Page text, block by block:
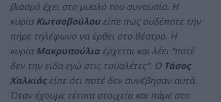
βιασμό έχει στο μυαλό του συνουσία. Η
κυρία Κωτσοβούλουείπε πως ουδέποτε την
πήρε τηλέφωνο να έρθει στο θέατρο. Η
κυρία Μακρυπούλιαέρχεται και λέει “ποτέ
δεν την είδα εγώ στις τουαλέτες”. Ο Τάσος
Χαλκιάςείπε ότι ποτέ δεν συνέβησαν αυτά.
Όταν έχουμε τέτοια στοιχεία και πάμε στο